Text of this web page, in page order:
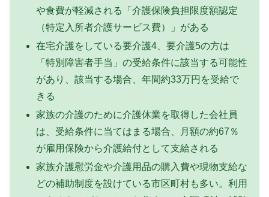
や食費が軽減される「介護保険負担限度額認定
（特定入所者介護サービス費）」がある
在宅介護をしている要介護4、要介護5の方は
「特別障害者手当」の受給条件に該当する可能性
があり、該当する場合、年間約33万円を受給で
きる
家族の介護のために介護休業を取得した会社員
は、受給条件に当てはまる場合、月額の約67％
が雇用保険から介護給付として支給される
家族介護慰労金や介護用品の購入費や現物支給な
どの補助制度を設けている市区町村も多い。利用